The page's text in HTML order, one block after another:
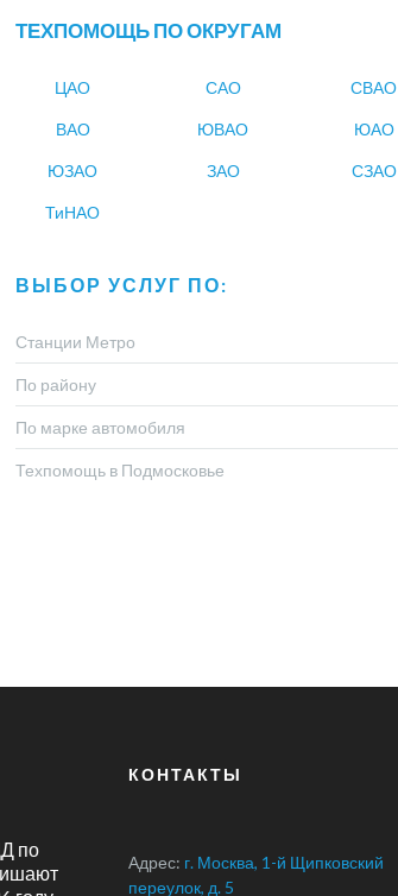
ТЕХПОМОЩЬ ПО ОКРУГАМ
ЦАО САО СВАО
ВАО ЮВАО ЮАО
ЮЗАО ЗАО СЗАО
ТиНАО
ВЫБОР УСЛУГ ПО:
Станции Метро
По району
По марке автомобиля
Техпомощь в Подмосковье
по
КОНТАКТЫ
Адрес: г. Москва, 1-й Щипковский
переулок, д. 5